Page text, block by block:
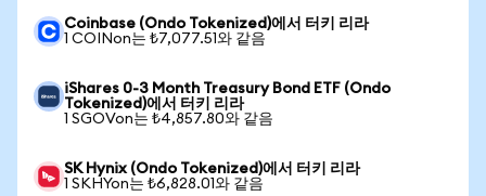
Coinbase (Ondo Tokenized)에서 터키 리라
1 COINon는 ₺7,077.51와 같음
iShares 0-3 Month Treasury Bond ETF (Ondo
Tokenized)에서 터키 리라
1 SGOVon는 ₺4,857.80와 같음
SK Hynix (Ondo Tokenized)에서 터키 리라
1 SKHYon는 ₺6,828.01와 같음